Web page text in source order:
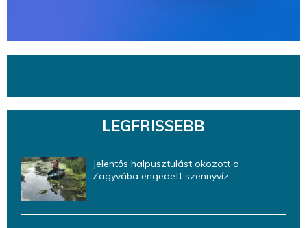
LEGFRISSEBB
Jelentős halpusztulást okozott a
Zagyvába engedett szennyvíz